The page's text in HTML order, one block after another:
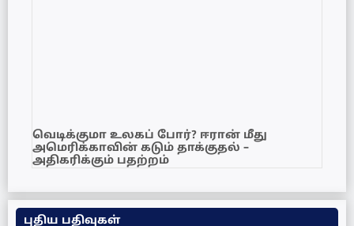
வெடிக்குமா உலகப் போர்? ஈரான் மீது
அமெரிக்காவின் கடும் தாக்குதல் –
அதிகரிக்கும் பதற்றம்
புதிய பதிவுகள்